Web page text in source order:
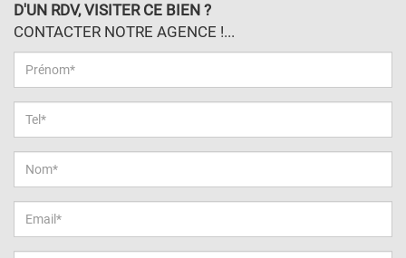
D'UN RDV, VISITER CE BIEN ?
CONTACTER NOTRE AGENCE !...